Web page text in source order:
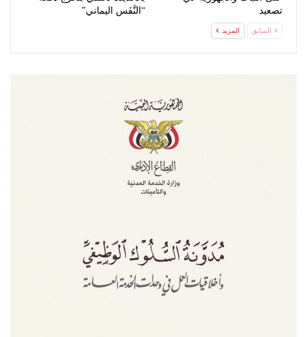
تصعيد
“النَّفَس اليماني”
السابق المزيد